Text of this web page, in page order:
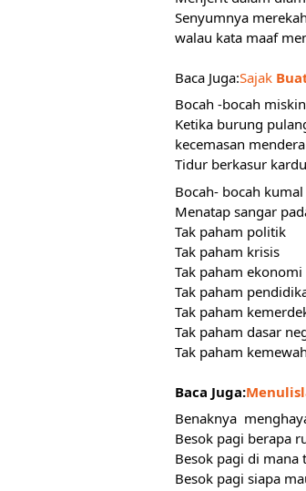
Senyumnya
walau kata maaf
Baca Juga:Sajak
Bocah -bocah
Ketika burung
kecemasan
Tidur berkasur
Bocah- bocah
Menatap sangar
Tak paham politik
Tak paham krisis
Tak paham ekonomi
Tak paham
Tak paham
Tak paham dasar
Tak paham
Baca Juga:
Benaknya
Besok pagi berapa
Besok pagi di mana
Besok pagi siapa